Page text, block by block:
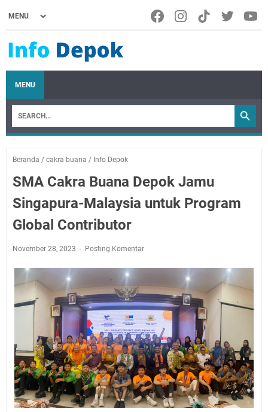
MENU
Beranda / cakra buana / Info Depok
SMA Cakra Buana Depok Jamu
Singapura-Malaysia untuk Program
Global Contributor
November 28, 2023 Posting Komentar